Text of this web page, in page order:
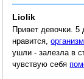
Liolik
Привет девочки.
нравится,
ушли - залезла в
чувствую себя